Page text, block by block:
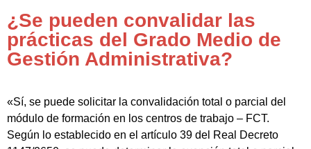
¿Se pueden convalidar las
prácticas del Grado Medio de
Gestión Administrativa?
«Sí, se puede solicitar la convalidación total o parcial del
módulo de formación en los centros de trabajo – FCT.
Según lo establecido en el artículo 39 del Real Decreto